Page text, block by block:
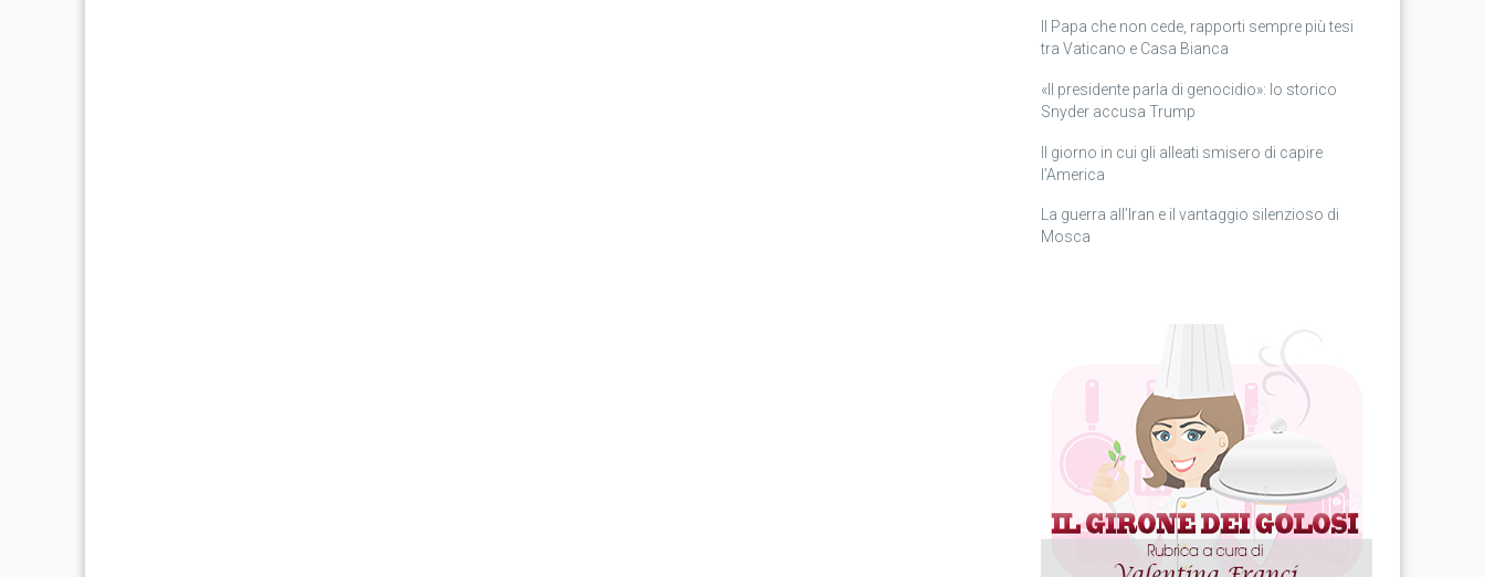
Il Papa che non cede, rapporti sempre più tesi
tra Vaticano e Casa Bianca
«Il presidente parla di genocidio»: lo storico
Snyder accusa Trump
Il giorno in cui gli alleati smisero di capire
l’America
La guerra all’Iran e il vantaggio silenzioso di
Mosca